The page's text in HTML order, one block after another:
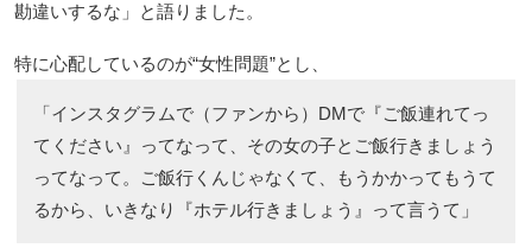
勘違いするな」と語りました。
特に心配しているのが“女性問題”とし、
「インスタグラムで（ファンから）DMで『ご飯連れてっ
てください』ってなって、その女の子とご飯行きましょう
ってなって。ご飯行くんじゃなくて、もうかかってもうて
るから、いきなり『ホテル行きましょう』って言うて」